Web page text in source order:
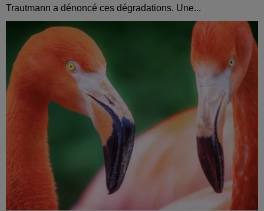
Trautmann a dénoncé ces dégradations. Une...